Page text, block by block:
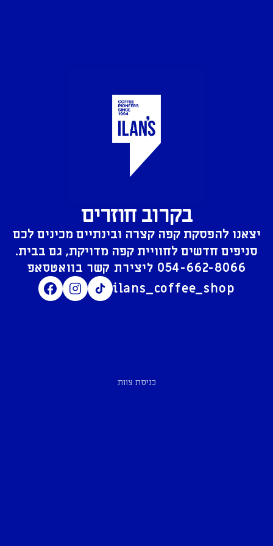
בקרוב חוזרים
יצאנו להפסקת קפה קצרה ובינתיים מכינים לכם
סניפים חדשים לחוויית קפה מדויקת, גם בבית.
054-662-8066
ilans_coffee_shop
כניסת צוות